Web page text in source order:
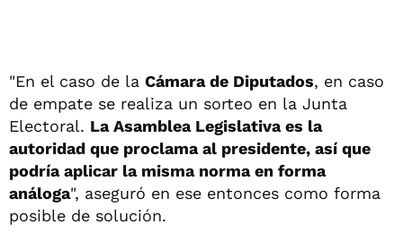
"En el caso de la Cámara de Diputados, en caso
de empate se realiza un sorteo en la Junta
Electoral. La Asamblea Legislativa es la
autoridad que proclama al presidente, así que
podría aplicar la misma norma en forma
análoga", aseguró en ese entonces como forma
posible de solución.